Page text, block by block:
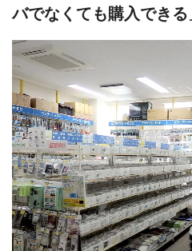
バでなくても購入でき